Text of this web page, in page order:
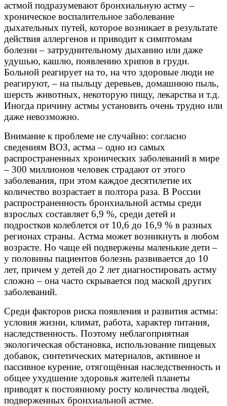
астмой подразумевают бронхиальную астму –
хроническое воспалительное заболевание
дыхательных путей, которое возникает в результате
действия аллергенов и приводит к симптомам
болезни – затруднительному дыханию или даже
удушью, кашлю, появлению хрипов в груди.
Больной реагирует на то, на что здоровые люди не
реагируют, – на пыльцу деревьев, домашнюю пыль,
шерсть животных, некоторую пищу, лекарства и т.д.
Иногда причину астмы установить очень трудно или
даже невозможно.
Внимание к проблеме не случайно: согласно
сведениям ВОЗ, астма – одно из самых
распространенных хронических заболеваний в мире
– 300 миллионов человек страдают от этого
заболевания, при этом каждое десятилетие их
количество возрастает в полтора раза. В России
распространенность бронхиальной астмы среди
взрослых составляет 6,9 %, среди детей и
подростков колеблется от 10,6 до 16,9 % в разных
регионах страны. Астма может возникнуть в любом
возрасте. Но чаще ей подвержены маленькие дети –
у половины пациентов болезнь развивается до 10
лет, причем у детей до 2 лет диагностировать астму
сложно – она часто скрывается под маской других
заболеваний.
Среди факторов риска появления и развития астмы:
условия жизни, климат, работа, характер питания,
наследственность. Поэтому неблагоприятная
экологическая обстановка, использование пищевых
добавок, синтетических материалов, активное и
пассивное курение, отягощённая наследственность и
общее ухудшение здоровья жителей планеты
приводят к постоянному росту количества людей,
подверженных бронхиальной астме.